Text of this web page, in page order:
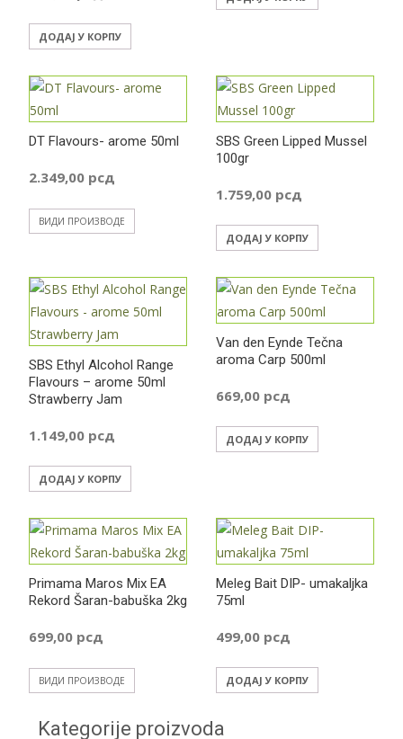
ДОДАЈ У КОРПУ
DT Flavours- arome 50ml
2.349,00 рсд
ВИДИ ПРОИЗВОДЕ
SBS Green Lipped Mussel
100gr
1.759,00 рсд
ДОДАЈ У КОРПУ
SBS Ethyl Alcohol Range
Flavours – arome 50ml
Strawberry Jam
1.149,00 рсд
ДОДАЈ У КОРПУ
Van den Eynde Tečna
aroma Carp 500ml
669,00 рсд
ДОДАЈ У КОРПУ
Primama Maros Mix EA
Rekord Šaran-babuška 2kg
699,00 рсд
ВИДИ ПРОИЗВОДЕ
Meleg Bait DIP- umakaljka
75ml
499,00 рсд
ДОДАЈ У КОРПУ
Kategorije proizvoda